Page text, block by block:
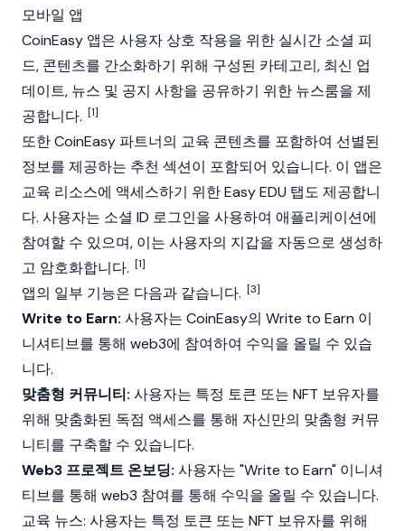
모바일 앱
CoinEasy 앱은 사용자 상호 작용을 위한 실시간 소셜 피
드, 콘텐츠를 간소화하기 위해 구성된 카테고리, 최신 업
데이트, 뉴스 및 공지 사항을 공유하기 위한 뉴스룸을 제
공합니다. [1]
또한 CoinEasy 파트너의 교육 콘텐츠를 포함하여 선별된
정보를 제공하는 추천 섹션이 포함되어 있습니다. 이 앱은
교육 리소스에 액세스하기 위한 Easy EDU 탭도 제공합니
다. 사용자는 소셜 ID 로그인을 사용하여 애플리케이션에
참여할 수 있으며, 이는 사용자의 지갑을 자동으로 생성하
고 암호화합니다. [1]
앱의 일부 기능은 다음과 같습니다. [3]
Write to Earn: 사용자는 CoinEasy의 Write to Earn 이
니셔티브를 통해 web3에 참여하여 수익을 올릴 수 있습
니다.
맞춤형 커뮤니티: 사용자는 특정 토큰 또는 NFT 보유자를
위해 맞춤화된 독점 액세스를 통해 자신만의 맞춤형 커뮤
니티를 구축할 수 있습니다.
Web3 프로젝트 온보딩: 사용자는 "Write to Earn" 이니셔
티브를 통해 web3 참여를 통해 수익을 올릴 수 있습니다.
교육 뉴스: 사용자는 특정 토큰 또는 NFT 보유자를 위해